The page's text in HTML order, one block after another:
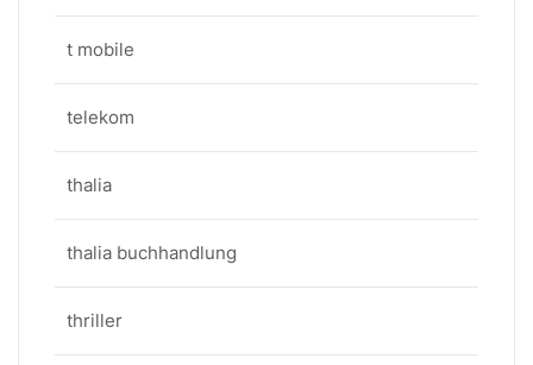
t mobile
telekom
thalia
thalia buchhandlung
thriller